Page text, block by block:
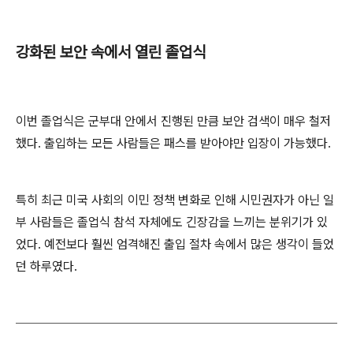
강화된 보안 속에서 열린 졸업식
이번 졸업식은 군부대 안에서 진행된 만큼 보안 검색이 매우 철저
했다. 출입하는 모든 사람들은 패스를 받아야만 입장이 가능했다.
특히 최근 미국 사회의 이민 정책 변화로 인해 시민권자가 아닌 일
부 사람들은 졸업식 참석 자체에도 긴장감을 느끼는 분위기가 있
었다. 예전보다 훨씬 엄격해진 출입 절차 속에서 많은 생각이 들었
던 하루였다.